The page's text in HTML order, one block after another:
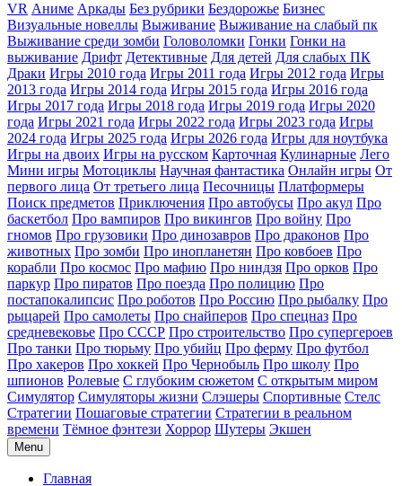
VR Аниме Аркады Без рубрики Бездорожье Бизнес
Визуальные новеллы Выживание Выживание на слабый пк
Выживание среди зомби Головоломки Гонки Гонки на
выживание Дрифт Детективные Для детей Для слабых ПК
Драки Игры 2010 года Игры 2011 года Игры 2012 года Игры
2013 года Игры 2014 года Игры 2015 года Игры 2016 года
Игры 2017 года Игры 2018 года Игры 2019 года Игры 2020
года Игры 2021 года Игры 2022 года Игры 2023 года Игры
2024 года Игры 2025 года Игры 2026 года Игры для ноутбука
Игры на двоих Игры на русском Карточная Кулинарные Лего
Мини игры Мотоциклы Научная фантастика Онлайн игры От
первого лица От третьего лица Песочницы Платформеры
Поиск предметов Приключения Про автобусы Про акул Про
баскетбол Про вампиров Про викингов Про войну Про
гномов Про грузовики Про динозавров Про драконов Про
животных Про зомби Про инопланетян Про ковбоев Про
корабли Про космос Про мафию Про ниндзя Про орков Про
паркур Про пиратов Про поезда Про полицию Про
постапокалипсис Про роботов Про Россию Про рыбалку Про
рыцарей Про самолеты Про снайперов Про спецназ Про
средневековье Про СССР Про строительство Про супергероев
Про танки Про тюрьму Про убийц Про ферму Про футбол
Про хакеров Про хоккей Про Чернобыль Про школу Про
шпионов Ролевые С глубоким сюжетом С открытым миром
Симулятор Симуляторы жизни Слэшеры Спортивные Стелс
Стратегии Пошаговые стратегии Стратегии в реальном
времени Тёмное фэнтези Хоррор Шутеры Экшен
Menu
Главная